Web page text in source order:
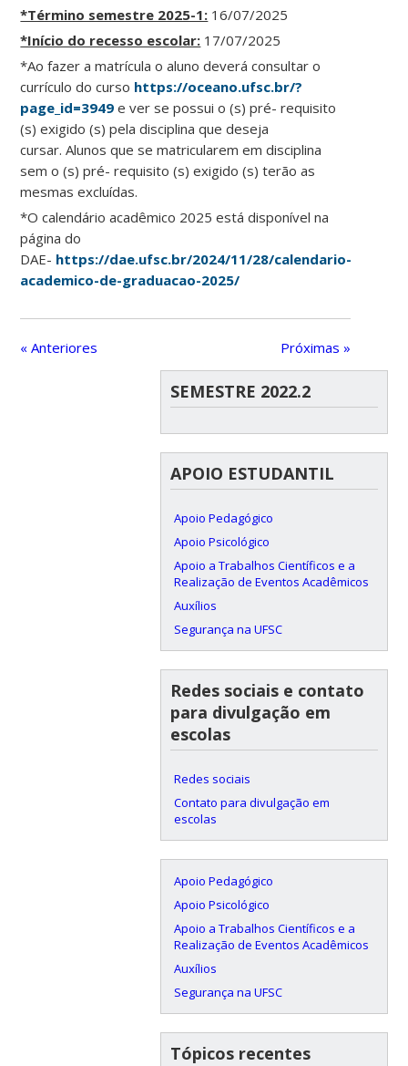
*Término semestre 2025-1: 16/07/2025
*Início do recesso escolar: 17/07/2025
*Ao fazer a matrícula o aluno deverá consultar o
currículo do curso https://oceano.ufsc.br/?
page_id=3949 e ver se possui o (s) pré- requisito
(s) exigido (s) pela disciplina que deseja
cursar. Alunos que se matricularem em disciplina
sem o (s) pré- requisito (s) exigido (s) terão as
mesmas excluídas.
*O calendário acadêmico 2025 está disponível na
página do
DAE- https://dae.ufsc.br/2024/11/28/calendario-
academico-de-graduacao-2025/
« Anteriores Próximas »
SEMESTRE 2022.2
APOIO ESTUDANTIL
Apoio Pedagógico
Apoio Psicológico
Apoio a Trabalhos Científicos e a
Realização de Eventos Acadêmicos
Auxílios
Segurança na UFSC
Redes sociais e contato
para divulgação em
escolas
Redes sociais
Contato para divulgação em
escolas
Apoio Pedagógico
Apoio Psicológico
Apoio a Trabalhos Científicos e a
Realização de Eventos Acadêmicos
Auxílios
Segurança na UFSC
Tópicos recentes